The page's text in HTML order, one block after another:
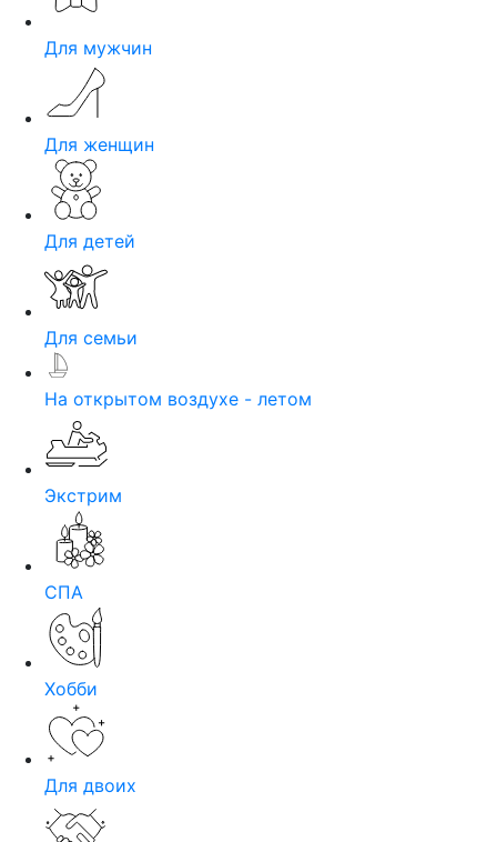
Для мужчин
Для женщин
Для детей
Для семьи
На открытом воздухе - летом
Экстрим
СПА
Хобби
Для двоих